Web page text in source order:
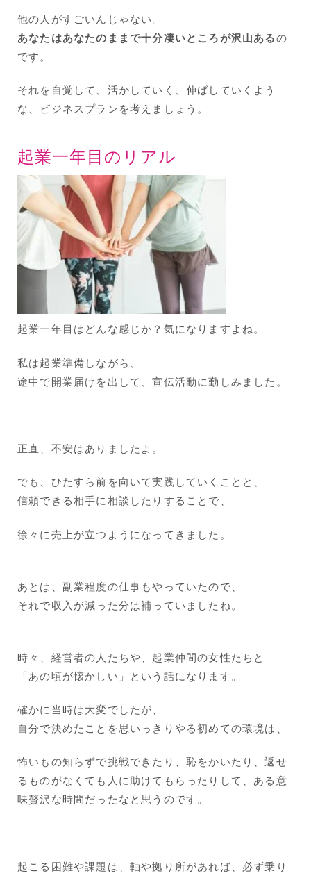
他の人がすごいんじゃない。
あなたはあなたのままで十分凄いところが沢山あるの
です。
それを自覚して、活かしていく、伸ばしていくよう
な、ビジネスプランを考えましょう。
起業一年目のリアル
起業一年目はどんな感じか？気になりますよね。
私は起業準備しながら、
途中で開業届けを出して、宣伝活動に勤しみました。
正直、不安はありましたよ。
でも、ひたすら前を向いて実践していくことと、
信頼できる相手に相談したりすることで、
徐々に売上が立つようになってきました。
あとは、副業程度の仕事もやっていたので、
それで収入が減った分は補っていましたね。
時々、経営者の人たちや、起業仲間の女性たちと
「あの頃が懐かしい」という話になります。
確かに当時は大変でしたが、
自分で決めたことを思いっきりやる初めての環境は、
怖いもの知らずで挑戦できたり、恥をかいたり、返せ
るものがなくても人に助けてもらったりして、ある意
味贅沢な時間だったなと思うのです。
起こる困難や課題は、軸や拠り所があれば、必ず乗り